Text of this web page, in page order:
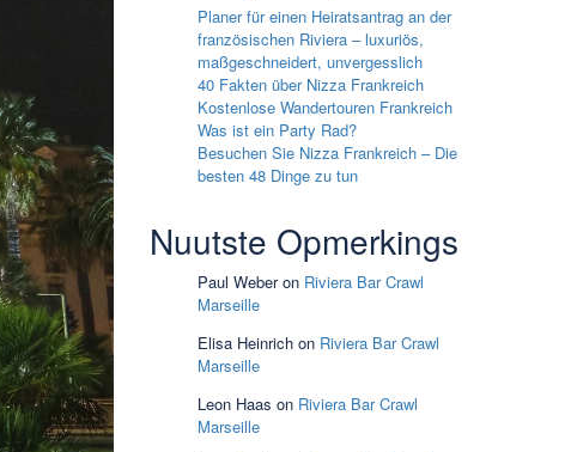
Planer für einen Heiratsantrag an der
französischen Riviera – luxuriös,
maßgeschneidert, unvergesslich
40 Fakten über Nizza Frankreich
Kostenlose Wandertouren Frankreich
Was ist ein Party Rad?
Besuchen Sie Nizza Frankreich – Die
besten 48 Dinge zu tun
Nuutste Opmerkings
Paul Weberon Riviera Bar Crawl
Marseille
Elisa Heinrich on Riviera Bar Crawl
Marseille
Leon Haas on Riviera Bar Crawl
Marseille